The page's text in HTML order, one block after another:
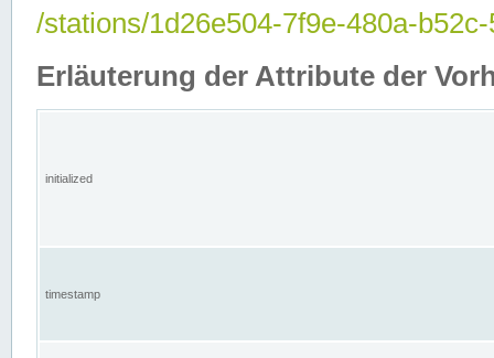
/stations/1d26e504-7f9e-480a-
Erläuterung der Attribute der
initialized
timestamp